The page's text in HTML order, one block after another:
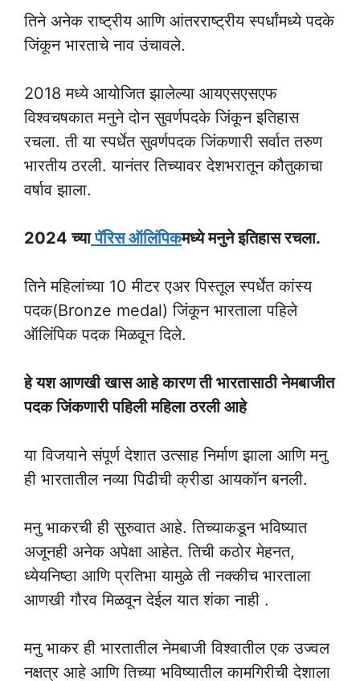
तिने अनेक राष्ट्रीय आणि आंतरराष्ट्रीय स्पर्धांमध्ये पदके
जिंकून भारताचे नाव उंचावले.
2018 मध्ये आयोजित झालेल्या आयएसएसएफ
विश्वचषकात मनुने दोन सुवर्णपदके जिंकून इतिहास
रचला. ती या स्पर्धेत सुवर्णपदक जिंकणारी सर्वात तरुण
भारतीय ठरली. यानंतर तिच्यावर देशभरातून कौतुकाचा
वर्षाव झाला.
2024 च्यापॅरिस ऑलिंपिकमध्ये मनुने इतिहास रचला.
तिने महिलांच्या 10 मीटर एअर पिस्तूल स्पर्धेत कांस्य
पदक(Bronze medal) जिंकून भारताला पहिले
ऑलिंपिक पदक मिळवून दिले.
हे यश आणखी खास आहे कारण ती भारतासाठी नेमबाजीत
पदक जिंकणारी पहिली महिला ठरली आहे
या विजयाने संपूर्ण देशात उत्साह निर्माण झाला आणि मनु
ही भारतातील नव्या पिढीची क्रीडा आयकॉन बनली.
मनु भाकरची ही सुरुवात आहे. तिच्याकडून भविष्यात
अजूनही अनेक अपेक्षा आहेत. तिची कठोर मेहनत,
ध्येयनिष्ठा आणि प्रतिभा यामुळे ती नक्कीच भारताला
आणखी गौरव मिळवून देईल यात शंका नाही .
मनु भाकर ही भारतातील नेमबाजी विश्वातील एक उज्वल
नक्षत्र आहे आणि तिच्या भविष्यातील कामगिरीची देशाला